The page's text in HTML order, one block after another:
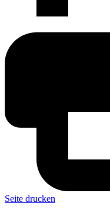
Seite drucken